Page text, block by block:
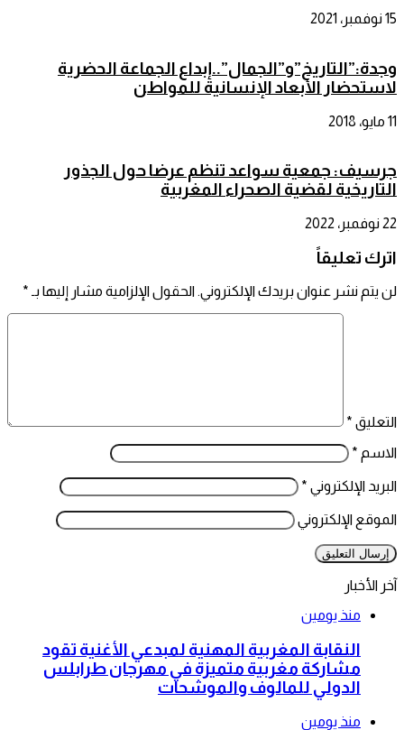
15 نوفمبر، 2021
وجدة:”التاريخ”و”الجمال”..إبداع الجماعة الحضرية
لاستحضار الأبعاد الإنسانية للمواطن
11 مايو، 2018
جرسيف: جمعية سواعد تنظم عرضا حول الجذور
التاريخية لقضية الصحراء المغربية
22 نوفمبر، 2022
اترك تعليقاً
لن يتم نشر عنوان بريدك الإلكتروني.الحقول الإلزامية مشار إليها بـ *
التعليق *
الاسم *
البريد الإلكتروني *
الموقع الإلكتروني
آخر الأخبار
منذ يومين
النقابة المغربية المهنية لمبدعي الأغنية تقود
مشاركة مغربية متميزة في مهرجان طرابلس
الدولي للمالوف والموشحات
منذ يومين